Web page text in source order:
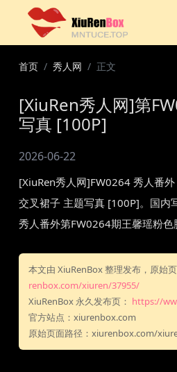
首页 秀人网 正文
[XiuRen秀人网]第
写真 [100P]
2026-06-22
[XiuRen秀人网]FW0264 秀人番
交叉裙子 主题写真 [100P]。国内
秀人番外第FW0264期王馨瑶粉色
本文由 XiuRenBox 整理发布，原始
renbox.com/xiuren/37955/
XiuRenBox 永久发布页： https://
官方站点：xiurenbox.com
原始页面路径：xiurenbox.com/